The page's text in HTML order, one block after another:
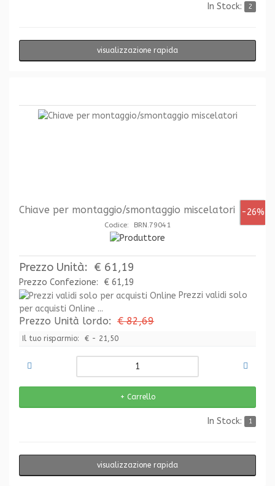
In Stock: 2
visualizzazione rapida
-26%
Chiave per montaggio/smontaggio miscelatori
Codice: BRN.79041
Prezzo Unità: € 61,19
Prezzo Confezione:
€ 61,19
Prezzi validi solo
per acquisti Online ...
Prezzo Unità lordo: € 82,69
Il tuo risparmio: € - 21,50
In Stock: 1
visualizzazione rapida